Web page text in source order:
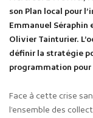
son Plan local pour
Emmanuel Séraphin
Olivier Tainturier.
définir la stratégie
programmation pour
Face à cette crise
l’ensemble des